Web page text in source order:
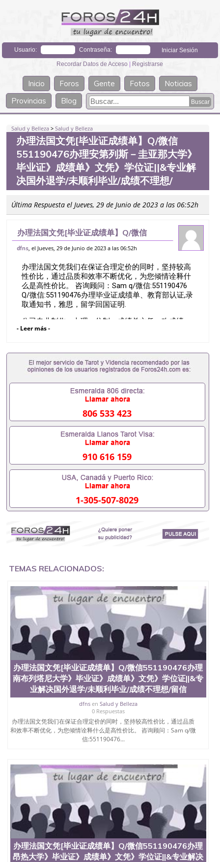
Usuario: Contraseña:
Recordar Datos de Acceso | Registrarse
Inicio Foros Gente Fotos
Noticias
Provincias
Blog
Salud y Belleza >Salud y Belleza
办理法国文凭[毕业证成绩单】Q/微信
551190476办理安第列斯－圭亚那大学》
毕业证》成绩单》文凭》学位证||&专业解
决国外退学/未顺利毕业/成绩不理想/
Última Respuesta el Jueves, 29 de Junio de 2023 a las 06:52h
办理法国文凭[毕业证成绩单】Q/微信
551190476办理安第列斯－圭亚那大学》
决国外退学/未顺利毕业/成绩不理想/
dfns , el Jueves, 29 de Junio de 2023 a las 06:52h
办理法国文凭我们在保证合理定价的同时，坚持较高
性价比，通过品质和效率不断优化，为您倾情诠释什
么是高性价比。 咨询顾问：Sam q/微信:551190476
Q/微信:551190476办理毕业证成绩单、教育部认证,录
取通知书，雅思，留学回国证明.
公司专业制作、办理、仿制、成绩单文凭、改成绩、
教育部学历学位认证、毕业证、成绩单、文凭、学历
证认证、留服认证、使馆认证、使馆证明、使馆留学
回国人员证明、留学生认证、学历认证、文凭认证学
凭学历、美国文凭学历、澳洲文凭学历、加拿大文凭
学历、新西兰学历认证等q:551190476 微信：
University）圣何塞州立大学毕业证（San Jose State
University）圣何塞州立大学毕业证（San Jose State
University）圣何塞州立大学成绩单（San Jose State
University）圣何塞州立大学成绩单（ San Jose State
University）圣何塞州立大学成绩单（San Jose State
University）成绩单圣何塞州立大学文凭（San Jose
State University）圣何塞州立大学（San Jose State
University）圣何塞州立大学（San Jose State
University）圣何塞州立大学（ San Jose State
University）圣何塞州立大学（San Jose State
University）圣何塞州立大学文凭（San Jose State
University）文凭圣何塞州立大学文凭（San Jose
State University）圣何塞州立大学学历（ San Jose
State University）圣 塞州立大学学历（San Jose
State University）圣何塞州立大学（San Jose State
University）圣何塞州立大学（San Jose State
University）圣何塞州立大学（San Jose State
University）圣何塞州立大学学位证（San Jose State
University）圣何塞州立大学学位证（San Jose State
University）圣何塞州立大学学位证（San Jose State
University）圣何塞州立大学（San Jose State
University）圣何塞州立大学（San Jose State
University）圣何塞州立大学（San Jose State
University）圣何塞州立大学（San Jose State
University）圣何塞州立大学学位证（San Jose State
University）圣何塞州立大学学位证（San Jose State
University）圣何塞州立大学结业证（San Jose State
University）圣何塞州立大学结业证（San Jose State
University）圣何塞州立大学结业证（San Jose State
University）圣何塞州立大学学位证（San Jose State
University）圣何塞州立大学学位证（San Jose State
University）圣何塞州立大学学历证书（San Jose
（San Jose State University）澳洲读书未毕业找人做
文凭学位qq微信551190476澳洲读CQU中央昆士兰大
学学历 绩单购买学位证书/澳洲读本科硕士做文凭/购
买澳洲大学毕业证成绩单假文凭学历
offieUniversityofSouthernQueensland 澳洲读书未毕
业找人做文凭学位qq微信551190476澳洲读CQU中央
昆士兰大学学历成绩单购买学位证书/澳洲读本科硕
士做文凭/购买澳洲大学毕业证成绩单假文凭学历办
理法国文凭[毕业证成绩单】Q/微信551190476办理安
第列斯－圭亚那大学》毕业证》成绩单》文凭》学位
- Leer más -
806 533 423
910 616 159
1-305-507-8029
TEMAS RELACIONADOS:
办理法国文凭[毕业证成绩单】Q/微信551190476办理
南布列塔尼大学》毕业证》成绩单》文凭》学位证||&专
业解决国外退学/未顺利毕业/成绩不理想/留信
dfnsen Salud y Belleza
0 Respuestas
办理法国文凭我们在保证合理定价的同时，坚持较高性价比，通过品质
和效率不断优化，为您倾情诠释什么是高性价比。 咨询顾问：Sam q/微
信:551190476...
办理法国文凭[毕业证成绩单】Q/微信551190476办理
昂热大学》毕业证》成绩单》文凭》学位证||&专业解决